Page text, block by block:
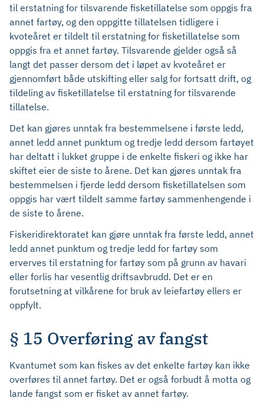
til erstatning for tilsvarende fisketillatelse som oppgis fra
annet fartøy, og den oppgitte tillatelsen tidligere i
kvoteåret er tildelt til erstatning for fisketillatelse som
oppgis fra et annet fartøy. Tilsvarende gjelder også så
langt det passer dersom det i løpet av kvoteåret er
gjennomført både utskifting eller salg for fortsatt drift, og
tildeling av fisketillatelse til erstatning for tilsvarende
tillatelse.
Det kan gjøres unntak fra bestemmelsene i første ledd,
annet ledd annet punktum og tredje ledd dersom fartøyet
har deltatt i lukket gruppe i de enkelte fiskeri og ikke har
skiftet eier de siste to årene. Det kan gjøres unntak fra
bestemmelsen i fjerde ledd dersom fisketillatelsen som
oppgis har vært tildelt samme fartøy sammenhengende i
de siste to årene.
Fiskeridirektoratet kan gjøre unntak fra første ledd, annet
ledd annet punktum og tredje ledd for fartøy som
erverves til erstatning for fartøy som på grunn av havari
eller forlis har vesentlig driftsavbrudd. Det er en
forutsetning at vilkårene for bruk av leiefartøy ellers er
oppfylt.
§ 15 Overføring av fangst
Kvantumet som kan fiskes av det enkelte fartøy kan ikke
overføres til annet fartøy. Det er også forbudt å motta og
lande fangst som er fisket av annet fartøy.